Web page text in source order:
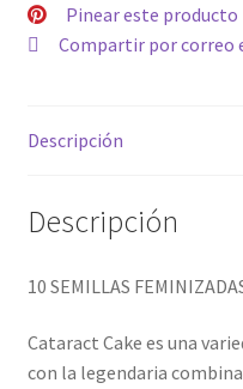
Pinear este producto
Compartir por correo
Descripción
Descripción
10 SEMILLAS
Cataract Cake es una
con la legendaria